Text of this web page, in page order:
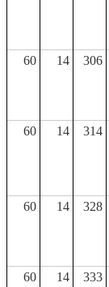
60 14 306
60 14 314
60
14 328
60 14 333